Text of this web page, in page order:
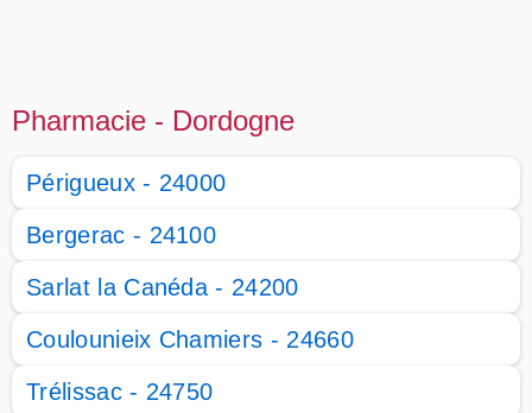
Pharmacie - Dordogne
Périgueux - 24000
Bergerac - 24100
Sarlat la Canéda - 24200
Coulounieix Chamiers - 24660
Trélissac - 24750